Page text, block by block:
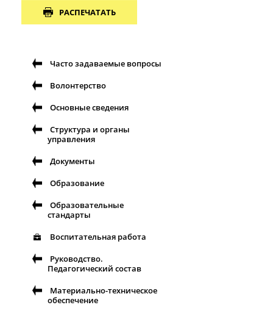
РАСПЕЧАТАТЬ
Часто задаваемые вопросы
Волонтерство
Основные сведения
Структура и органы
управления
Документы
Образование
Образовательные
стандарты
Воспитательная работа
Руководство.
Педагогический состав
Материально-техническое
обеспечение